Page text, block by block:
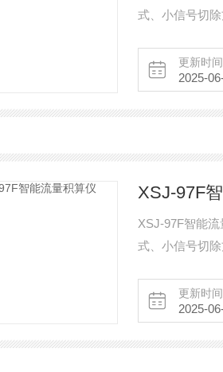
式、小信号切
更新时间
2025-
XSJ-97F
XSJ-97F智能
式、小信号切
更新时间
2025-